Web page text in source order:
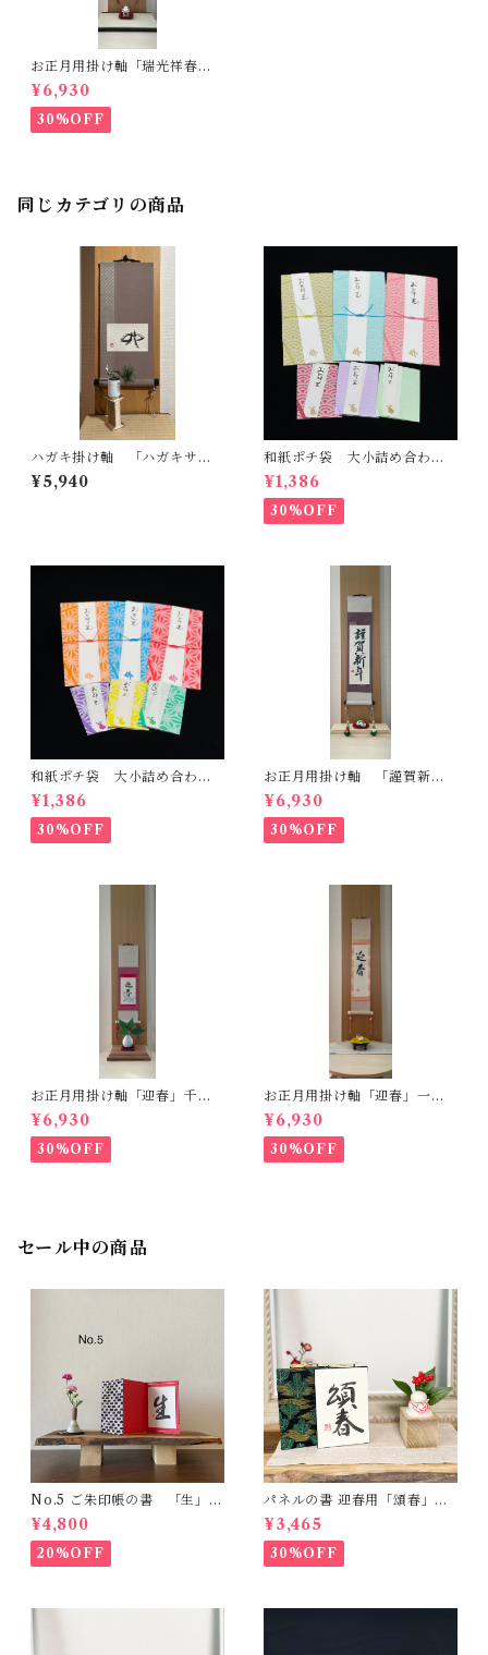
お正月用掛け軸「瑞光祥春」
一点もの
¥6,930
30%OFF
同じカテゴリの商品
ハガキ掛け軸 「ハガキサイ
ズ」の書のセット［L］ 一点
もの
¥5,940
和紙ポチ袋 大小詰め合わ
せ 青海波
¥1,386
30%OFF
和紙ポチ袋 大小詰め合わ
せ 麻の葉
¥1,386
30%OFF
お正月用掛け軸 「謹賀新
年」一点もの
¥6,930
30%OFF
お正月用掛け軸「迎春」千
両 一点もの
¥6,930
30%OFF
お正月用掛け軸「迎春」一点
もの
¥6,930
30%OFF
セール中の商品
No.5 ご朱印帳の書 「生」一
点もの
¥4,800
20%OFF
パネルの書 迎春用「頌春」一
点もの -ハガキサイズ-
¥3,465
30%OFF